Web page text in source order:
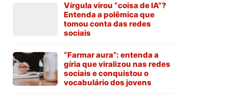
Vírgula virou “coisa de IA”?
Entenda a polêmica que
tomou conta das redes
sociais
“Farmar aura”: entenda a
gíria que viralizou nas redes
sociais e conquistou o
vocabulário dos jovens